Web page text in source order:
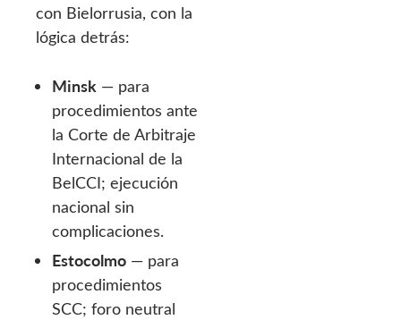
con Bielorrusia, con la
lógica detrás:
Minsk — para
procedimientos ante
la Corte de Arbitraje
Internacional de la
BelCCI; ejecución
nacional sin
complicaciones.
Estocolmo — para
procedimientos
SCC; foro neutral